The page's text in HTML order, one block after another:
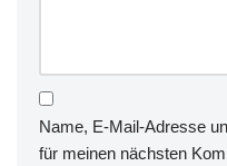
Name, E-Mail-Adresse
für meinen nächsten